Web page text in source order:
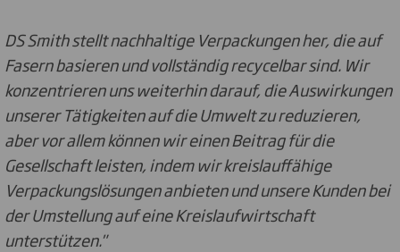
DS Smith stellt nachhaltige Verpackungen her, die auf
Fasern basieren und vollständig recycelbar sind. Wir
konzentrieren uns weiterhin darauf, die Auswirkungen
unserer Tätigkeiten auf die Umwelt zu reduzieren,
aber vor allem können wir einen Beitrag für die
Gesellschaft leisten, indem wir kreislauffähige
Verpackungslösungen anbieten und unsere Kunden bei
der Umstellung auf eine Kreislaufwirtschaft
unterstützen."